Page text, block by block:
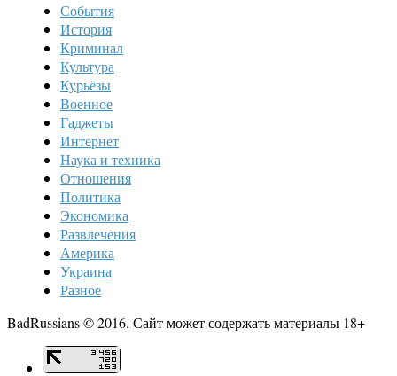
События
История
Криминал
Культура
Курьёзы
Военное
Гаджеты
Интернет
Наука и техника
Отношения
Политика
Экономика
Развлечения
Америка
Украина
Разное
BadRussians © 2016. Сайт может содержать материалы 18+